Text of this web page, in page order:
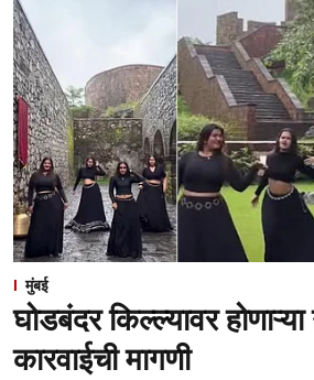
मुंबई
घोडबंदर किल्ल्यावर
कारवाईची मागणी